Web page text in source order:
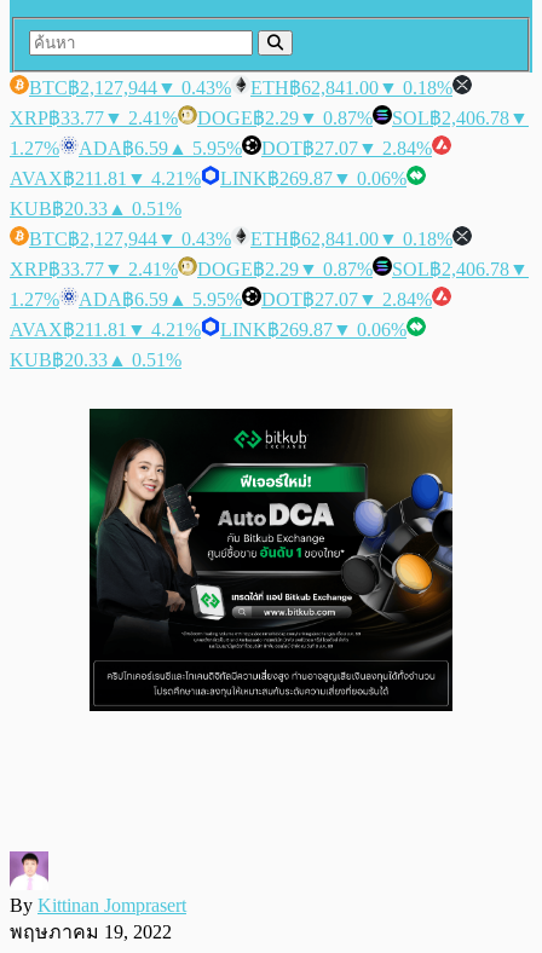
BTC฿2,127,944▼ 0.43% ETH฿62,841.00▼ 0.18%
XRP฿33.77▼ 2.41% DOGE฿2.29▼ 0.87% SOL฿2,406.78▼
1.27%
ADA฿6.59 ▲ 5.95% DOT฿27.07▼ 2.84%
AVAX฿211.81 ▼ 4.21% LINK฿269.87▼ 0.06%
KUB฿20.33 ▲ 0.51%
BTC฿2,127,944▼ 0.43% ETH฿62,841.00▼ 0.18%
XRP฿33.77▼ 2.41% DOGE฿2.29▼ 0.87% SOL฿2,406.78▼
1.27%
ADA฿6.59 ▲ 5.95% DOT฿27.07▼ 2.84%
AVAX฿211.81 ▼ 4.21% LINK฿269.87▼ 0.06%
KUB฿20.33 ▲ 0.51%
By Kittinan Jomprasert
พฤษภาคม 19, 2022